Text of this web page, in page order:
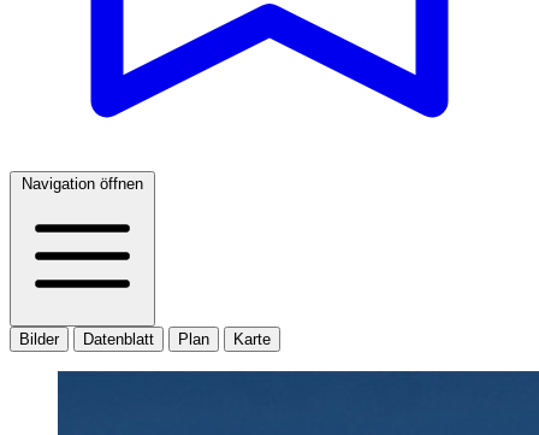
Navigation öffnen
Bilder Datenblatt Plan Karte